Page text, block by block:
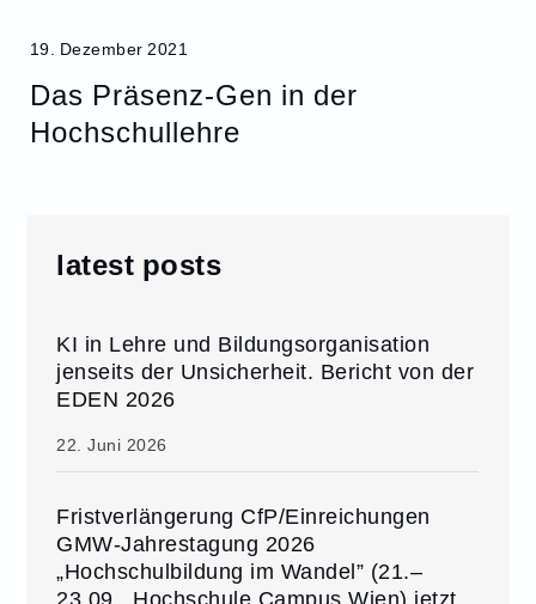
19. Dezember 2021
Das Präsenz-Gen in der
Hochschullehre
latest posts
KI in Lehre und Bildungsorganisation
jenseits der Unsicherheit. Bericht von der
EDEN 2026
22. Juni 2026
Fristverlängerung CfP/Einreichungen
GMW-Jahrestagung 2026
„Hochschulbildung im Wandel” (21.–
23.09., Hochschule Campus Wien) jetzt